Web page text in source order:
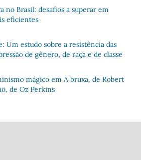
no Brasil: desafios a superar em
eficientes
Um estudo sobre a resistência das
de gênero, de raça e de classe
mágico em A bruxa, de Robert
de Oz Perkins